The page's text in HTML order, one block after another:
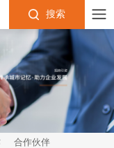
搜索
合作伙伴